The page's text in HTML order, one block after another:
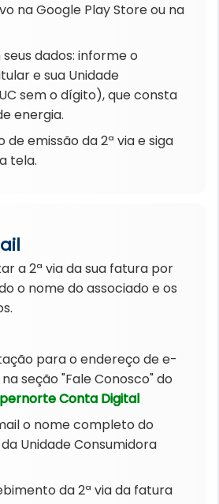
na Google Play Store ou na
dados: informe o
e sua Unidade
sem o dígito), que consta
energia.
de emissão da 2ª via e siga
tela.
a 2ª via da sua fatura por
o nome do associado e os
para o endereço de e-
seção "Fale Conosco" do
Conta Digital
o nome completo do
Unidade Consumidora
da 2ª via da fatura